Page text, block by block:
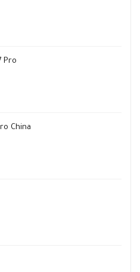
Pro
China